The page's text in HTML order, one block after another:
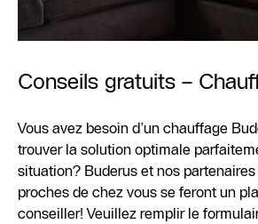
Conseils gratuits –
Vous avez besoin d’un chauffage
trouver la solution optimale
situation? Buderus et nos
proches de chez vous se feront un
conseiller! Veuillez remplir le